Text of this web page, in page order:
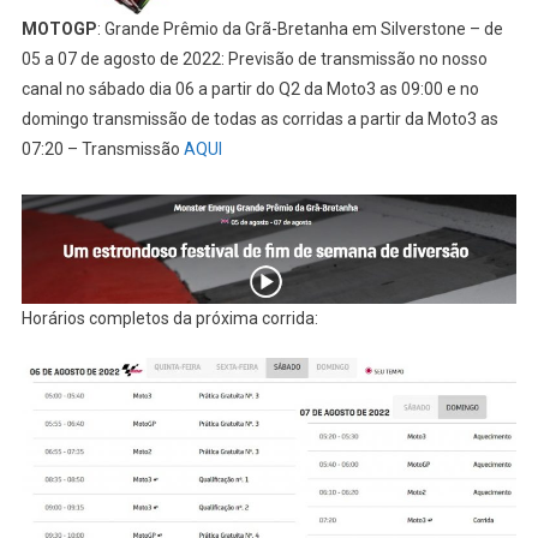
MOTOGP: Grande Prêmio da Grã-Bretanha em Silverstone – de
05 a 07 de agosto de 2022: Previsão de transmissão no nosso
canal no sábado dia 06 a partir do Q2 da Moto3 as 09:00 e no
domingo transmissão de todas as corridas a partir da Moto3 as
07:20 – Transmissão AQUI
Horários completos da próxima corrida: